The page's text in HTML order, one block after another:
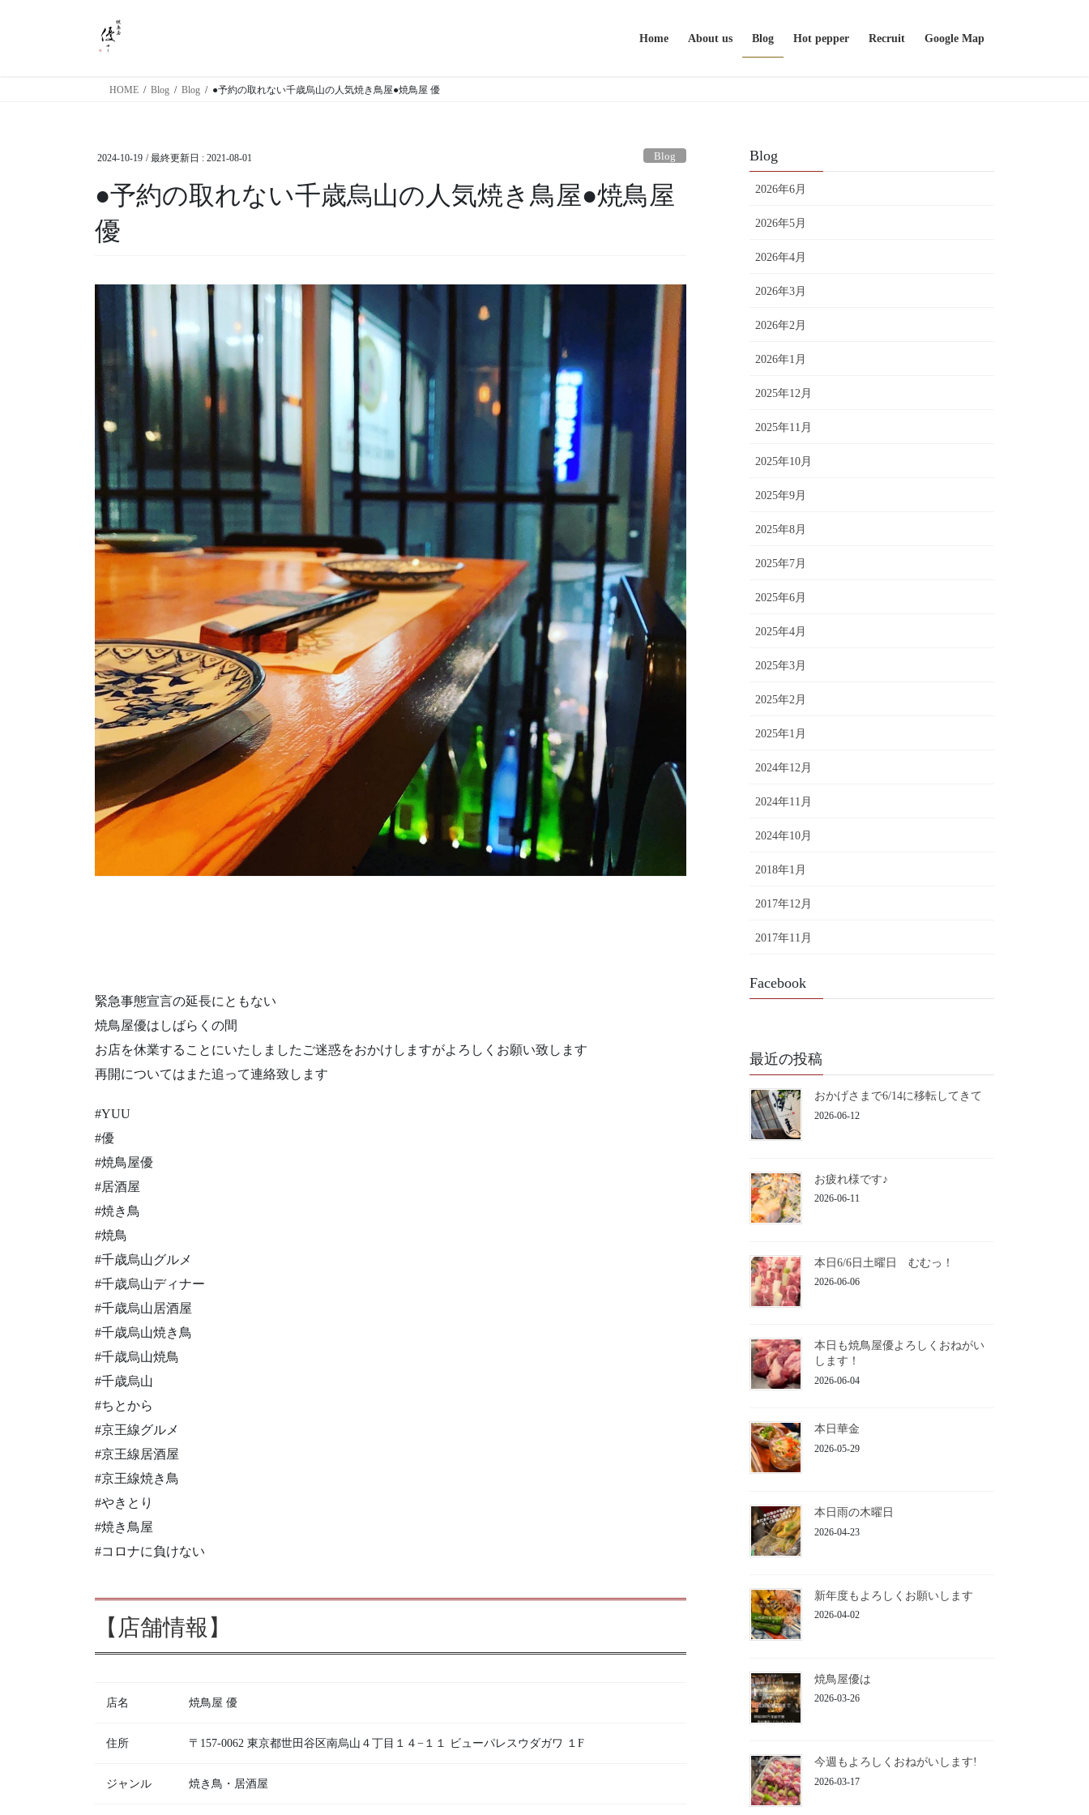
Home About us Blog Hot pepper Recruit Google Map
HOME Blog Blog ●予約の取れない千歳烏山の人気焼き鳥屋●焼鳥屋 優
2024-10-19 / 最終更新日 : 2021-08-01 Blog
●予約の取れない千歳烏山の人気焼き鳥屋●焼鳥屋
優
緊急事態宣言の延長にともない
焼鳥屋優はしばらくの間
お店を休業することにいたしましたご迷惑をおかけしますがよろしくお願い致します
再開についてはまた追って連絡致します
#YUU
#優
#焼鳥屋優
#居酒屋
#焼き鳥
#焼鳥
#千歳烏山グルメ
#千歳烏山ディナー
#千歳烏山居酒屋
#千歳烏山焼き鳥
#千歳烏山焼鳥
#千歳烏山
#ちとから
#京王線グルメ
#京王線居酒屋
#京王線焼き鳥
#やきとり
#焼き鳥屋
#コロナに負けない
【店舗情報】
店名 焼鳥屋 優
住所 〒157-0062 東京都世田谷区南烏山４丁目１４−１１ ビューパレスウダガワ １F
ジャンル 焼き鳥・居酒屋
Blog
2026年6月
2026年5月
2026年4月
2026年3月
2026年2月
2026年1月
2025年12月
2025年11月
2025年10月
2025年9月
2025年8月
2025年7月
2025年6月
2025年4月
2025年3月
2025年2月
2025年1月
2024年12月
2024年11月
2024年10月
2018年1月
2017年12月
2017年11月
Facebook
最近の投稿
おかげさまで6/14に移転してきて
2026-06-12
お疲れ様です♪
2026-06-11
本日6/6日土曜日 むむっ！
2026-06-06
本日も焼鳥屋優よろしくおねがい
します！
2026-06-04
本日華金
2026-05-29
本日雨の木曜日
2026-04-23
新年度もよろしくお願いします
2026-04-02
焼鳥屋優は
2026-03-26
今週もよろしくおねがいします!
2026-03-17